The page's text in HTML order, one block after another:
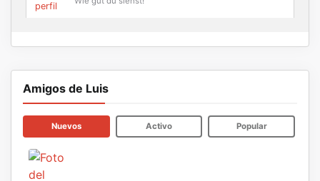
lasimplicite
para mi no la tenemos q explicar, pero debemos decir
qe nos llega observar la que no es nuestra.. esta obra
me da a q el mundo esta asi hecho plastico y fuego,
nosotros alli sobreviviendo…..
Amigos de Luis
Nuevos Activo Popular